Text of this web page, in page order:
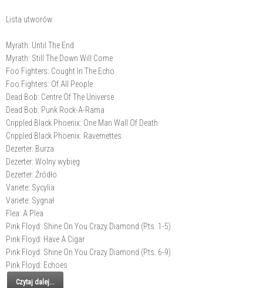
Lista utworów:
Myrath: Until The End
Myrath: Still The Down Will Come
Foo Fighters: Cought In The Echo
Foo Fighters: Of All People
Dead Bob: Centre Of The Universe
Dead Bob: Punk Rock-A-Rama
Crippled Black Phoenix: One Man Wall Of Death
Crippled Black Phoenix: Ravemettes
Dezerter: Burza
Dezerter: Wolny wybieg
Dezerter: Źródło
Variete: Sycylia
Variete: Sygnał
Flea: A Plea
Pink Floyd: Shine On You Crazy Diamond (Pts. 1-5)
Pink Floyd: Have A Cigar
Pink Floyd: Shine On You Crazy Diamond (Pts. 6-9)
Pink Floyd: Echoes
Czytaj dalej...